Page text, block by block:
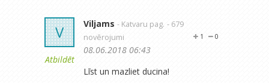
V
Atbildēt
Viljams - Katvaru pag. - 679
novērojumi
0
1
08.06.2018 06:43
Līst un mazliet ducina!